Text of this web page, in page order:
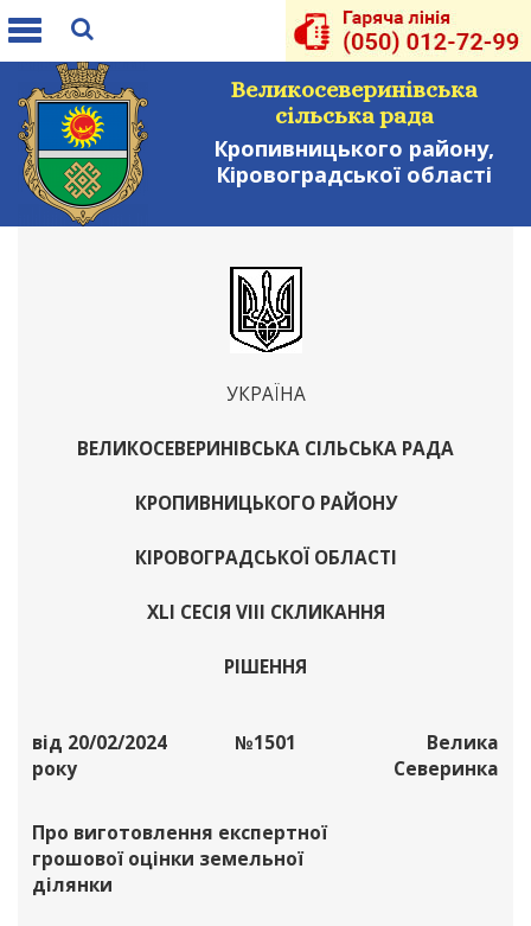
Toggle
Великосеверинівська
сільська рада
Кропивницького району,
Кіровоградської області
УКРАЇНА
ВЕЛИКОСЕВЕРИНІВСЬКА СІЛЬСЬКА РАДА
КРОПИВНИЦЬКОГО РАЙОНУ
КІРОВОГРАДСЬКОЇ ОБЛАСТІ
XLІ СЕСІЯ VІІІ СКЛИКАННЯ
РІШЕННЯ
від 20/02/2024
року
№1501
Велика
Северинка
Про виготовлення експертної
грошової оцінки земельної
ділянки